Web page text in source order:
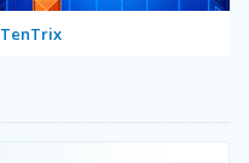
TenTrix